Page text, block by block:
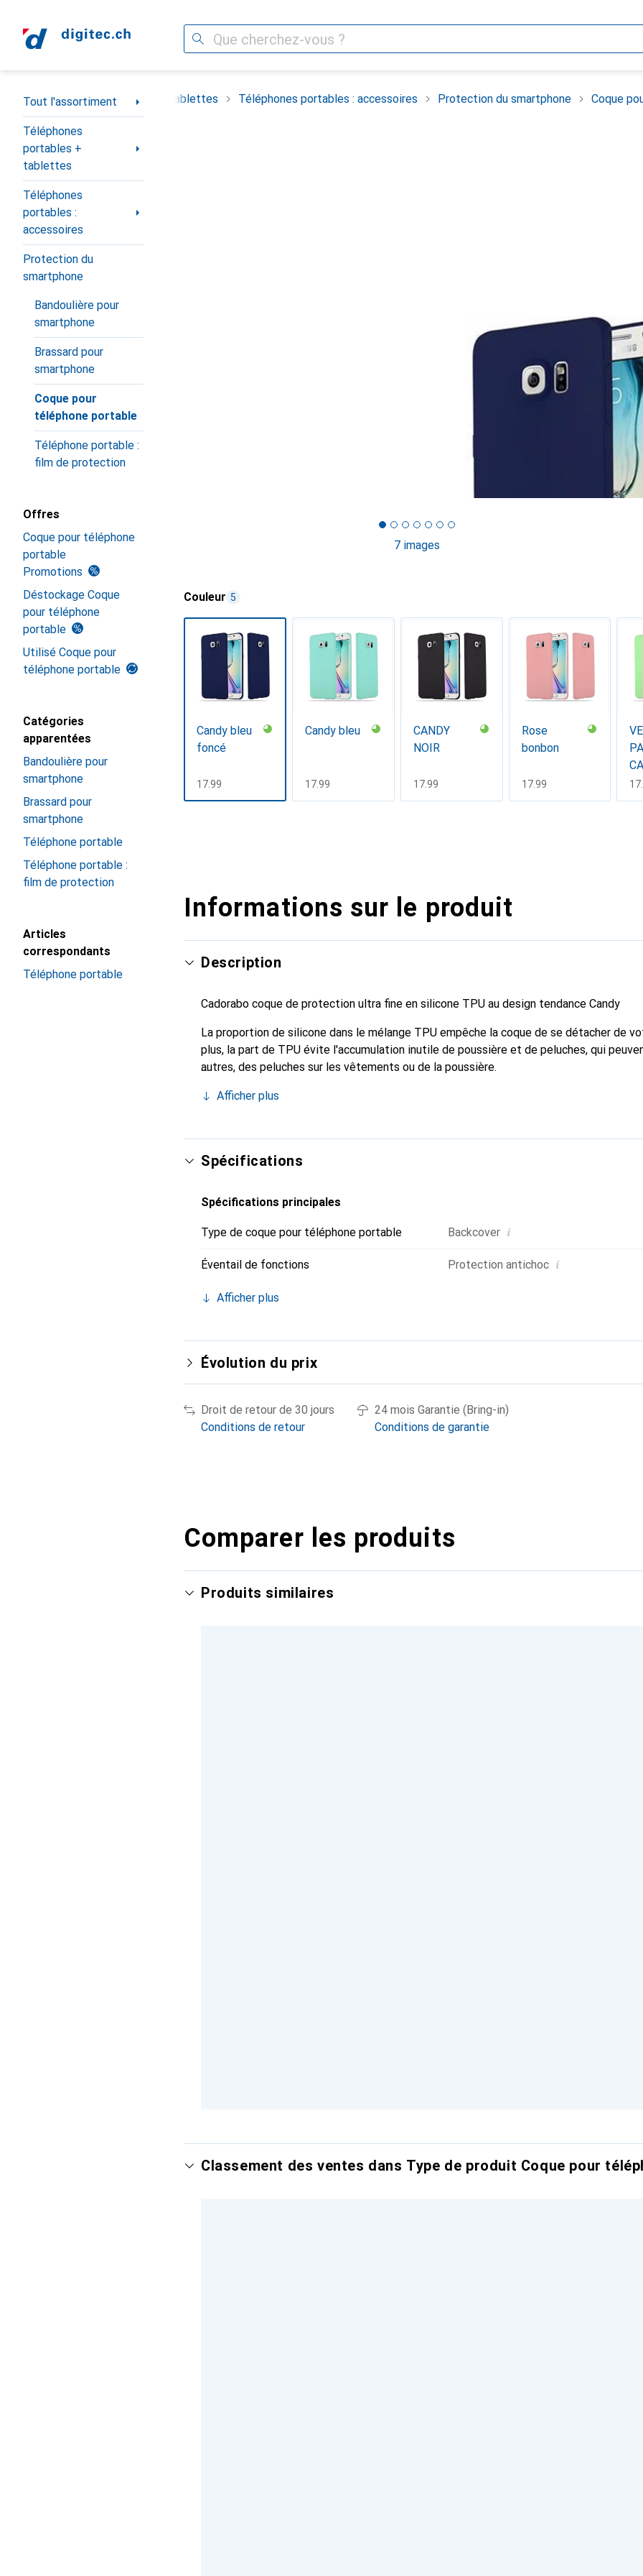
Recherche
Navigation par catégorie
Tout l'assortiment
Téléphones
portables +
tablettes
Téléphones
portables :
accessoires
Protection du
smartphone
Bandoulière pour
smartphone
Brassard pour
smartphone
Coque pour
téléphone portable
Téléphone portable :
film de protection
Offres
Coque pour téléphone
portable
Promotions
Déstockage Coque
pour téléphone
portable
Utilisé Coque pour
téléphone portable
Catégories
apparentées
Bandoulière pour
smartphone
Brassard pour
smartphone
Téléphone portable
Téléphone portable :
film de protection
Articles
correspondants
Téléphone portable
Téléphones portables + tablettes Téléphones portables : accessoires Protection du smartphone Coque
7 images
Couleur 5
Candy bleu
foncé
CHF
17.99
Candy bleu
CHF
17.99
CANDY
NOIR
CHF
17.99
Rose
bonbon
CHF
17.99
Informations sur le produit
Description
Cadorabo coque de protection ultra fine en silicone TPU au design tendance Candy
La proportion de silicone dans le mélange TPU empêche la coque de se détacher de
plus, la part de TPU évite l'accumulation inutile de poussière et de peluches, qui
autres, des peluches sur les vêtements ou de la poussière.
Afficher plus
Spécifications
Spécifications principales
Type de coque pour téléphone portable Backcover i
Éventail de fonctions Protection antichoc i
Afficher plus
Évolution du prix
Droit de retour de 30 jours
Conditions de retour
24 mois Garantie (Bring-in)
Conditions de garantie
Comparer les produits
Produits similaires
Classement des ventes dans Type de produit Coque pour